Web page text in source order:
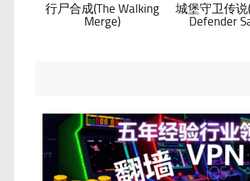
行尸合成(The Walking
Merge)
城堡守卫传说
Defender
navigation